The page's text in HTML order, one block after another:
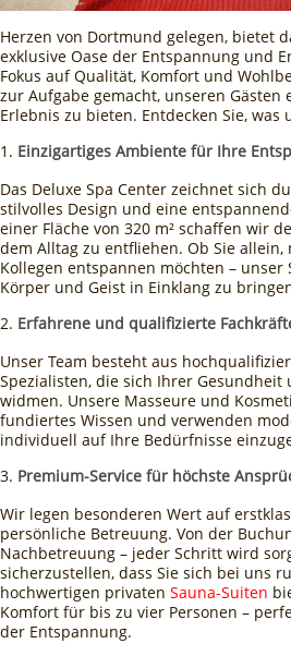
Herzen von Dortmund gelegen, bietet
exklusive Oase der Entspannung und
Fokus auf Qualität, Komfort und
zur Aufgabe gemacht, unseren Gästen
Erlebnis zu bieten. Entdecken Sie, was
Einzigartiges Ambiente für Ihre
Das Deluxe Spa Center zeichnet sich
stilvolles Design und eine
einer Fläche von 320 m² schaffen wir
dem Alltag zu entfliehen. Ob Sie
Kollegen entspannen möchten – unser
Körper und Geist in Einklang zu
Erfahrene und qualifizierte
Unser Team besteht aus
Spezialisten, die sich Ihrer
widmen. Unsere Masseure und
fundiertes Wissen und verwenden
individuell auf Ihre Bedürfnisse
Premium-Service für höchste
Wir legen besonderen Wert auf
persönliche Betreuung. Von der
Nachbetreuung – jeder Schritt wird
sicherzustellen, dass Sie sich bei uns
hochwertigen privaten Sauna-Suiten
Komfort für bis zu vier Personen –
der Entspannung.